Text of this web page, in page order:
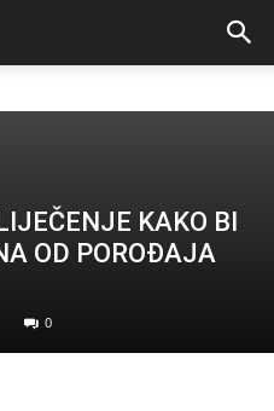
KAKO BI
OD POROĐAJA
0